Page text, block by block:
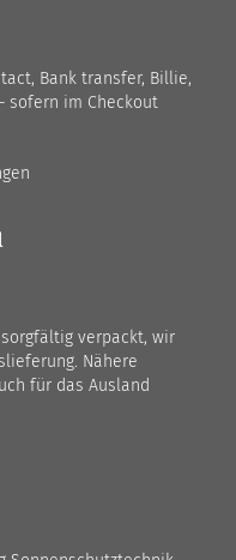
Bank transfer, Billie,
sofern im Checkout
verpackt, wir
Nähere
für das Ausland